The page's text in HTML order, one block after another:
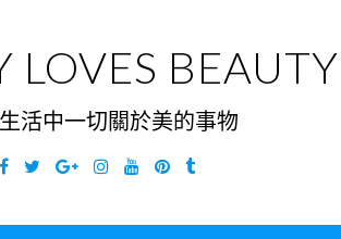
LOVES BEAUTY
活中一切關於美的事物
Facebook
TwitterGoogleInstagramYouTubePinterest
Tumblr